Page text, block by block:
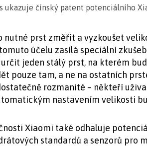
ukazuje čínský patent potenciálního
nutné prst změřit a vyzkoušet
účelu zasílá speciální
jeden stálý prst, na kterém
pouze tam, a ne na ostatních
rozmanité – někteří
nastavením velikosti
Xiaomi také odhaluje
standardů a senzorů pro